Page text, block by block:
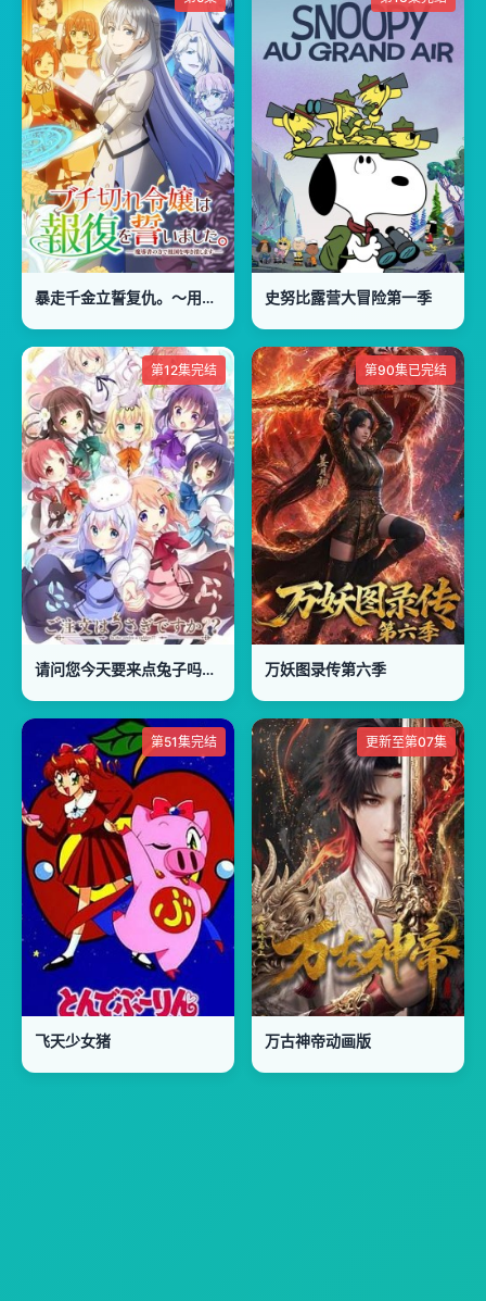
暴走千金立誓复仇。～用魔导书之力碾碎祖国 史努比露营大冒险第一季
第12集完结
请问您今天要来点兔子吗，第二季
第90集已完结
万妖图录传第六季
第51集完结
飞天少女猪
更新至第07集
万古神帝动画版